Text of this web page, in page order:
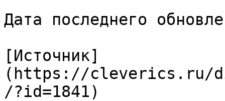
Дата последнего
[Источник]
(https://cleverics.ru/
/?id=1841)